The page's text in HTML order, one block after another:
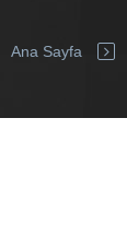
Ana Sayfa